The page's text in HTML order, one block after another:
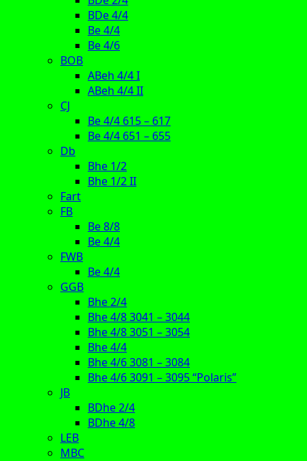
BDe 4/4
Be 4/4
Be 4/6
BOB
ABeh 4/4 I
ABeh 4/4 II
CJ
Be 4/4 615 – 617
Be 4/4 651 – 655
Db
Bhe 1/2
Bhe 1/2 II
Fart
FB
Be 8/8
Be 4/4
FWB
Be 4/4
GGB
Bhe 2/4
Bhe 4/8 3041 – 3044
Bhe 4/8 3051 – 3054
Bhe 4/4
Bhe 4/6 3081 – 3084
Bhe 4/6 3091 – 3095 “Polaris”
JB
BDhe 2/4
BDhe 4/8
LEB
MBC